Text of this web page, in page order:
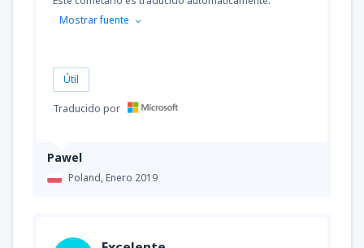
Pawel
Poland,Enero 2019
Mostrar fuente
Útil
Traducido por